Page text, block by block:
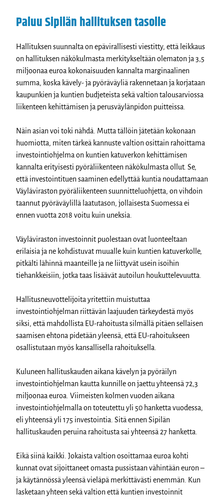
Paluu Sipilän hallituksen tasolle
Hallituksen suunnalta on epävirallisesti viestitty, että leikkaus
on hallituksen näkökulmasta merkitykseltään olematon ja 3,5
miljoonaa euroa kokonaisuuden kannalta marginaalinen
summa, koska kävely- ja pyöräväyliä rakennetaan ja korjataan
kaupunkien ja kuntien budjeteista sekä valtion talousarviossa
liikenteen kehittämisen ja perusväylänpidon puitteissa.
Näin asian voi toki nähdä. Mutta tällöin jätetään kokonaan
huomiotta, miten tärkeä kannuste valtion osittain rahoittama
investointiohjelma on kuntien katuverkon kehittämisen
kannalta erityisesti pyöräliikenteen näkökulmasta ollut. Se,
että investointituen saaminen edellyttää kuntia noudattamaan
Väyläviraston pyöräliikenteen suunnitteluohjetta, on vihdoin
taannut pyöräväylillä laatutason, jollaisesta Suomessa ei
ennen vuotta 2018 voitu kuin uneksia.
Väyläviraston investoinnit puolestaan ovat luonteeltaan
erilaisia ja ne kohdistuvat muualle kuin kuntien katuverkolle,
pitkälti lähinnä maanteille ja ne liittyvät usein isoihin
tiehankkeisiin, jotka taas lisäävät autoilun houkuttelevuutta.
Hallitusneuvottelijoita yritettiin muistuttaa
investointiohjelman riittävän laajuuden tärkeydestä myös
siksi, että mahdollista EU-rahoitusta silmällä pitäen sellaisen
saamisen ehtona pidetään yleensä, että EU-rahoitukseen
osallistutaan myös kansallisella rahoituksella.
Kuluneen hallituskauden aikana kävelyn ja pyöräilyn
investointiohjelman kautta kunnille on jaettu yhteensä 72,3
miljoonaa euroa. Viimeisten kolmen vuoden aikana
investointiohjelmalla on toteutettu yli 50 hanketta vuodessa,
eli yhteensä yli 175 investointia. Sitä ennen Sipilän
hallituskauden peruina rahoitusta sai yhteensä 27 hanketta.
Eikä siinä kaikki. Jokaista valtion osoittamaa euroa kohti
kunnat ovat sijoittaneet omasta pussistaan vähintään euron –
ja käytännössä yleensä vieläpä merkittävästi enemmän. Kun
lasketaan yhteen sekä valtion että kuntien investoinnit